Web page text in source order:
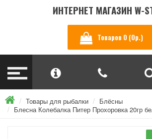
ИНТЕРНЕТ МАГАЗИН W-
Товаров 0 (0р.)
Товары для рыбалки
Блёсны
Блесна Колебалка Питер Прохоровка 20гр